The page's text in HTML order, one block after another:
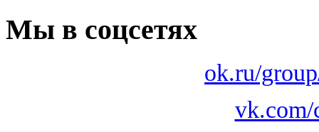
Мы в соцсетях
ok.ru/
vk.com/